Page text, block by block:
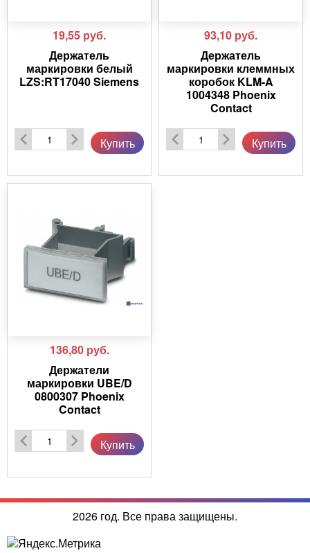
19,55 руб.
Держатель
маркировки белый
LZS:RT17040 Siemens
Купить
93,10 руб.
Держатель
маркировки клеммных
коробок KLM-A
1004348 Phoenix
Contact
Купить
136,80 руб.
Держатели
маркировки UBE/D
0800307 Phoenix
Contact
Купить
2026 год. Все права защищены.